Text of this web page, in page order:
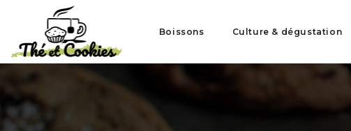
Boissons Culture & dégustation